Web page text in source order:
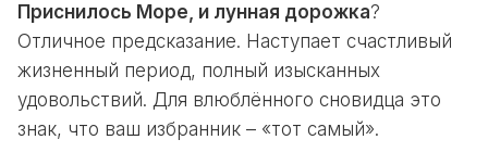
Приснилось Море, и лунная дорожка?
Отличное предсказание. Наступает счастливый
жизненный период, полный изысканных
удовольствий. Для влюблённого сновидца это
знак, что ваш избранник – «тот самый».